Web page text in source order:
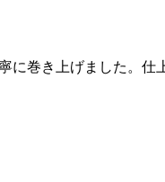
巻き上げました。仕